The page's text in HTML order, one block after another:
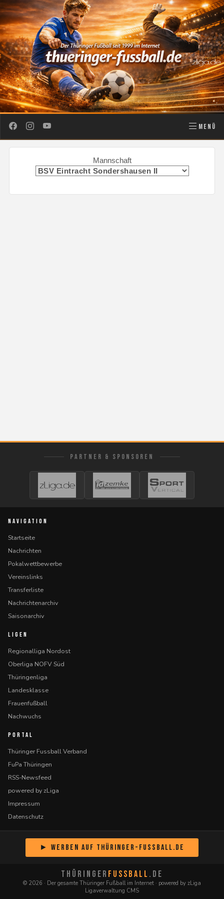
MENÜ
Mannschaft
PARTNER & SPONSOREN
NAVIGATION
Startseite
Nachrichten
Pokalwettbewerbe
Vereinslinks
Transferliste
Nachrichtenarchiv
Saisonarchiv
LIGEN
Regionalliga Nordost
Oberliga NOFV Süd
Thüringenliga
Landesklasse
Frauenfußball
Nachwuchs
PORTAL
Thüringer Fussball Verband
FuPa Thüringen
RSS-Newsfeed
powered by zLiga
Impressum
Datenschutz
► Werben auf Thüringer-Fussball.de
THÜRINGER FUSSBALL .DE
© 2026 · Der gesamte Thüringer Fußball im Internet · powered by zLiga
Ligaverwaltung CMS